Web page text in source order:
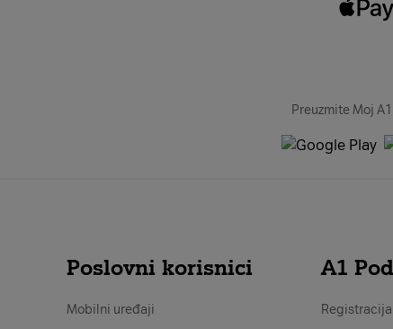
Preuzmite Moj
Poslovni korisnici
Mobilni uređaji
A1
Registracija